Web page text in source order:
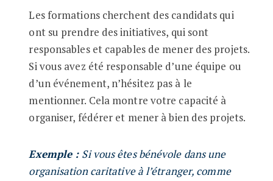
Les formations cherchent des candidats qui
ont su prendre des initiatives, qui sont
responsables et capables de mener des projets.
Si vous avez été responsable d’une équipe ou
d’un événement, n’hésitez pas à le
mentionner. Cela montre votre capacité à
organiser, fédérer et mener à bien des projets.
Exemple : Si vous êtes bénévole dans une
organisation caritative à l’étranger, comme